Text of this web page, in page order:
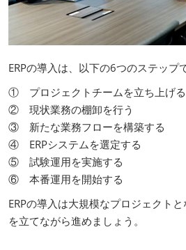
ERPの導入は、以下の6つのステップ
① プロジェクトチームを立ち上げる
② 現状業務の棚卸を行う
③ 新たな業務フローを構築する
④ ERPシステムを選定する
⑤ 試験運用を実施する
⑥ 本番運用を開始する
ERPの導入は大規模なプロジェクト
を立てながら進めましょう。